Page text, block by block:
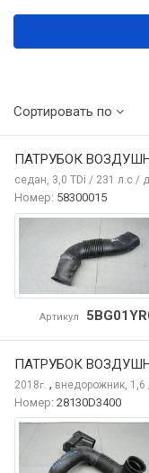
Сортировать по
ПАТРУБОК
седан, 3,0 TDi / 231 л.с /
Номер: 58300015
Артикул
ПАТРУБОК
2018г. , внедорожник,
Номер: 28130D3400